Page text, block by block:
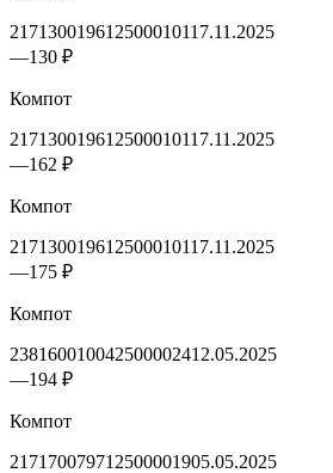
217130019612500010117.11.2025
—130 ₽
Компот
217130019612500010117.11.2025
—162 ₽
Компот
217130019612500010117.11.2025
—175 ₽
Компот
238160010042500002412.05.2025
—194 ₽
Компот
217170079712500001905.05.2025